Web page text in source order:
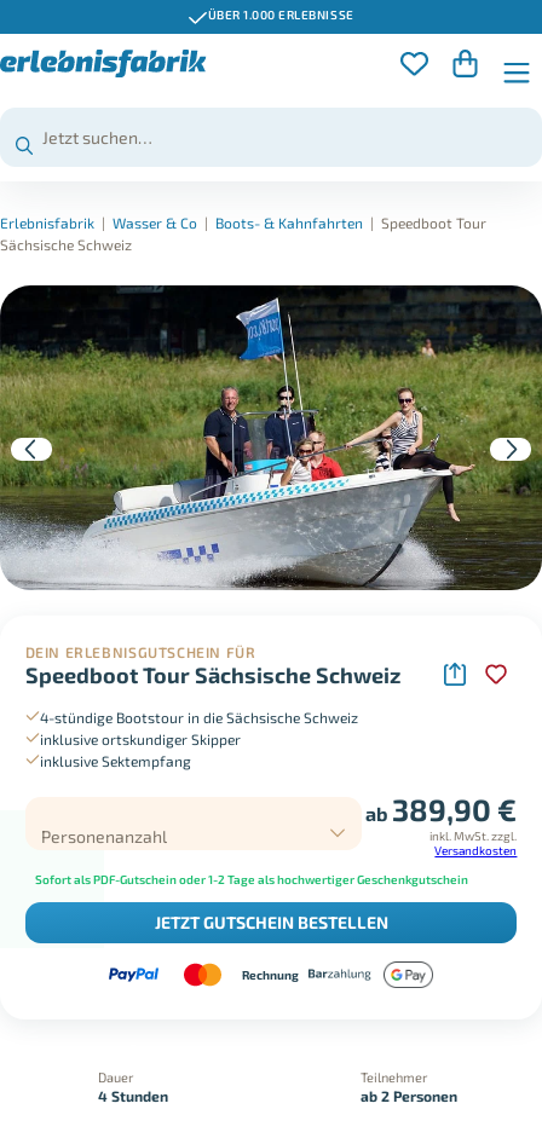
ÜBER 1.000 ERLEBNISSE
Erlebnisfabrik | Wasser & Co | Boots- & Kahnfahrten | Speedboot Tour
Sächsische Schweiz
DEIN ERLEBNISGUTSCHEIN FÜR
Speedboot Tour Sächsische Schweiz
4-stündige Bootstour in die Sächsische Schweiz
inklusive ortskundiger Skipper
inklusive Sektempfang
Personenanzahl
ab 389,90 €
inkl. MwSt. zzgl.
Versandkosten
Sofort als PDF-Gutschein oder 1-2 Tage als hochwertiger Geschenkgutschein
JETZT GUTSCHEIN BESTELLEN
Rechnung
Dauer
4 Stunden
Teilnehmer
ab 2 Personen